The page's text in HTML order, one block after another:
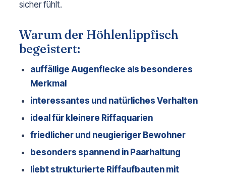
sicher fühlt.
Warum der Höhlenlippfisch
begeistert:
auffällige Augenflecke als besonderes
Merkmal
interessantes und natürliches Verhalten
ideal für kleinere Riffaquarien
friedlicher und neugieriger Bewohner
besonders spannend in Paarhaltung
liebt strukturierte Riffaufbauten mit